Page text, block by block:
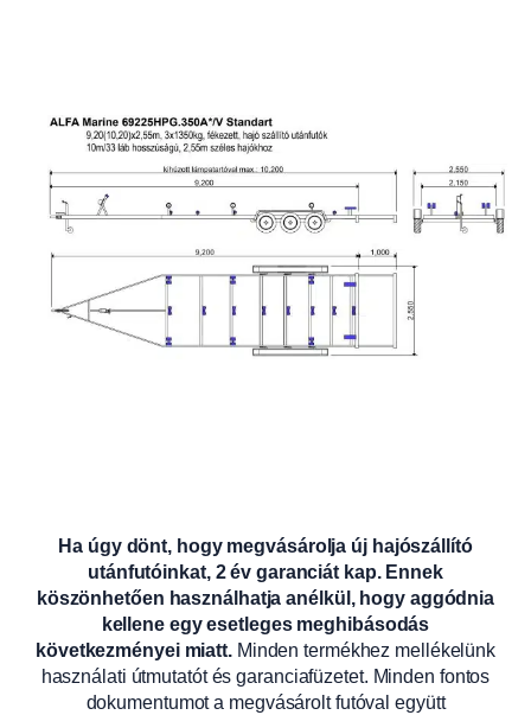
Ha úgy dönt, hogy megvásárolja új hajószállító
utánfutóinkat, 2 év garanciát kap. Ennek
köszönhetően használhatja anélkül, hogy aggódnia
kellene egy esetleges meghibásodás
következményei miatt.Minden termékhez mellékelünk
használati útmutatót és garanciafüzetet. Minden fontos
dokumentumot a megvásárolt futóval együtt